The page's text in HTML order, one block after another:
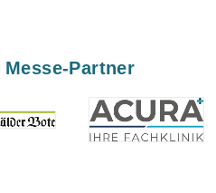
Messe-Partner